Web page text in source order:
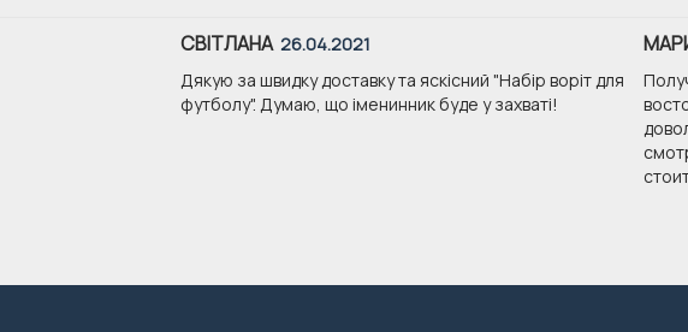
СВІТЛАНА 26.04.2021
Дякую за швидку доставку та яскісний "Набір воріт для
футболу". Думаю, що іменинник буде у захваті!